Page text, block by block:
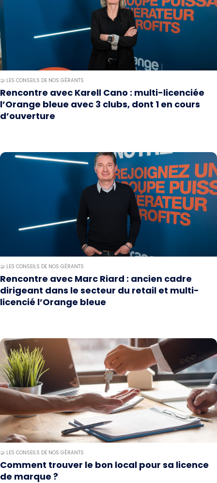
🤝 LES CONSEILS DE NOS GÉRANTS
Rencontre avec Karell Cano : multi-licenciée
l’Orange bleue avec 3 clubs, dont 1 en cours
d’ouverture
🤝 LES CONSEILS DE NOS GÉRANTS
Rencontre avec Marc Riard : ancien cadre
dirigeant dans le secteur du retail et multi-
licencié l’Orange bleue
🤝 LES CONSEILS DE NOS GÉRANTS
Comment trouver le bon local pour sa licence
de marque ?